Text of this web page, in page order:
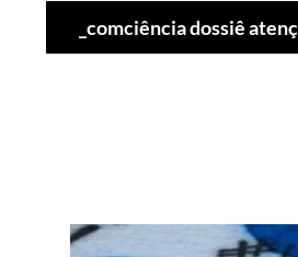
_comciência dossiê